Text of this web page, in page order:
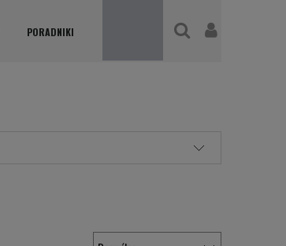
PORADNIKI